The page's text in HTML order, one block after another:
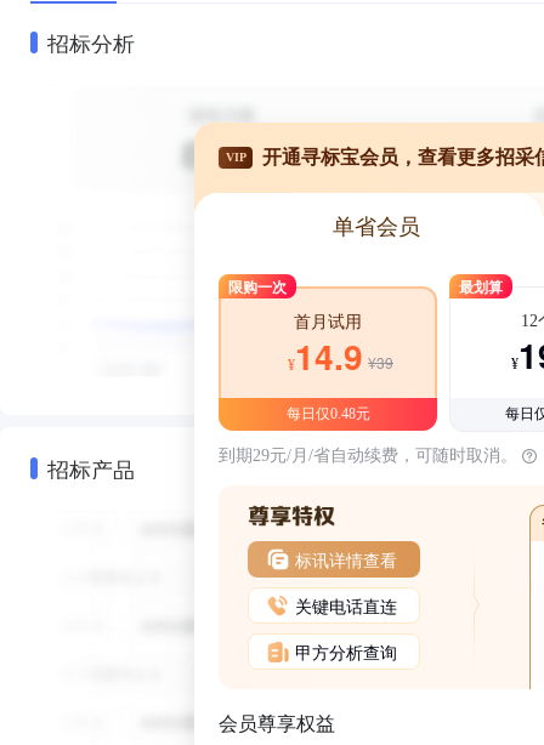
招标分析
招标产品
VIP 开通寻标宝会员，查看更多招采
单省会员
限购一次
首月试用
¥14.9 ¥39
每日仅0.48元
最划算
12
¥
每日
到期29元/月/省自动续费，可随时取消。
标讯详情查看
关键电话直连
甲方分析查询
会员尊享权益